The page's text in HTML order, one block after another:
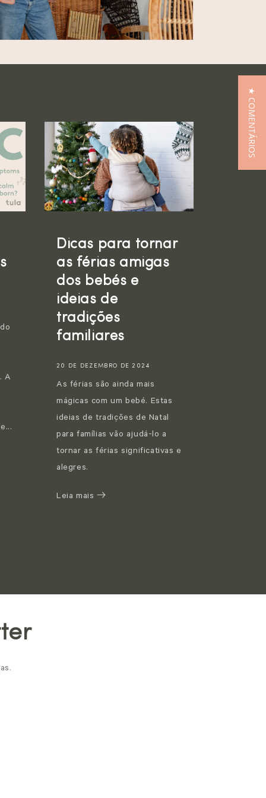
A
Dicas para tornar
as férias amigas
dos bebés e
ideias de
tradições
familiares
20 DE DEZEMBRO DE 2024
As férias são ainda mais
mágicas com um bebé. Estas
ideias de tradições de Natal
para famílias vão ajudá-lo a
tornar as férias significativas e
alegres.
Leia mais
★ COMENTÁRIOS